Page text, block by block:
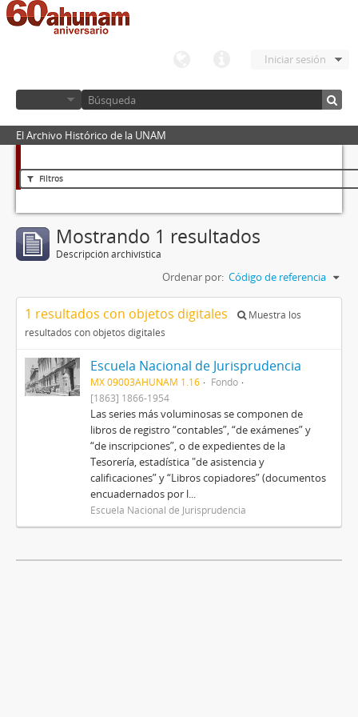
Iniciar sesión
El Archivo Histórico de la UNAM
Filtros
Mostrando 1 resultados
Descripción archivística
Ordenar por: Código de referencia
1 resultados con objetos digitales
Muestra los
resultados con objetos digitales
Escuela Nacional de Jurisprudencia
MX 09003AHUNAM 1.16
Fondo
[1863] 1866-1954
Las series más voluminosas se componen de
libros de registro “contables”, “de exámenes” y
“de inscripciones”, o de expedientes de la
Tesorería, estadística "de asistencia y
calificaciones” y “Libros copiadores” (documentos
encuadernados por l...
Escuela Nacional de Jurisprudencia